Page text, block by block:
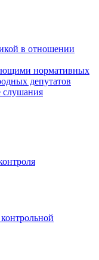
в отношении
нормативных
депутатов
слушания